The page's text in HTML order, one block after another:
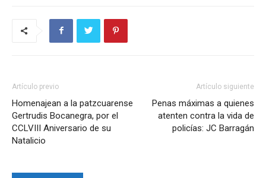
Artículo previo
Homenajean a la patzcuarense
Gertrudis Bocanegra, por el
CCLVIII Aniversario de su
Natalicio
Artículo siguiente
Penas máximas a quienes
atenten contra la vida de
policías: JC Barragán